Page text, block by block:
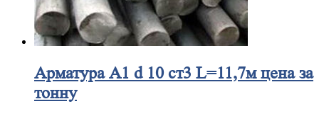
АрматураА1 d 10 ст3 L=11,7м цена за
тонну